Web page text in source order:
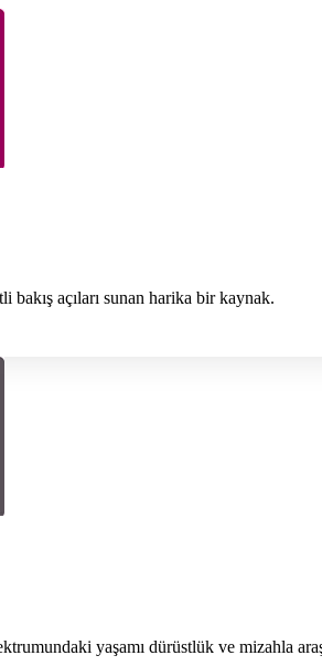
açıları sunan harika bir kaynak.
yaşamı dürüstlük ve mizahla